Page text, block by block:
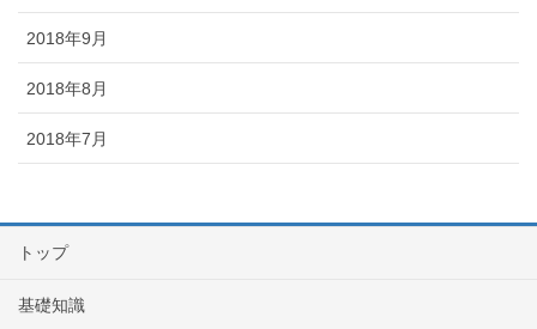
2018年9月
2018年8月
2018年7月
トップ
基礎知識